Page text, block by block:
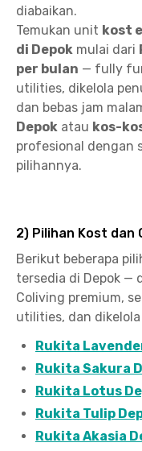
diabaikan.
Temukan unit kost
di Depok mulai dari
per bulan — fully
utilities, dikelola
dan bebas jam
Depok atau kos-
profesional dengan
pilihannya.
2) Pilihan Kost dan
Berikut beberapa
tersedia di Depok —
Coliving premium,
utilities, dan
Rukita
Rukita Sakura
Rukita Lotus
Rukita Tulip
Rukita Akasia